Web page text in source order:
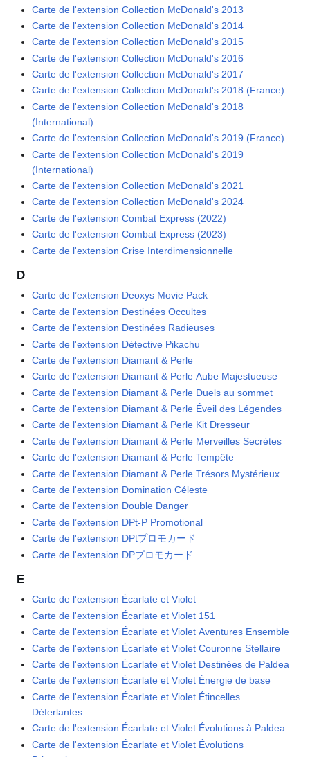
Carte de l'extension Collection McDonald's 2013
Carte de l'extension Collection McDonald's 2014
Carte de l'extension Collection McDonald's 2015
Carte de l'extension Collection McDonald's 2016
Carte de l'extension Collection McDonald's 2017
Carte de l'extension Collection McDonald's 2018 (France)
Carte de l'extension Collection McDonald's 2018
(International)
Carte de l'extension Collection McDonald's 2019 (France)
Carte de l'extension Collection McDonald's 2019
(International)
Carte de l'extension Collection McDonald's 2021
Carte de l'extension Collection McDonald's 2024
Carte de l'extension Combat Express (2022)
Carte de l'extension Combat Express (2023)
Carte de l'extension Crise Interdimensionnelle
D
Carte de l’extension Deoxys Movie Pack
Carte de l'extension Destinées Occultes
Carte de l'extension Destinées Radieuses
Carte de l'extension Détective Pikachu
Carte de l'extension Diamant & Perle
Carte de l'extension Diamant & Perle Aube Majestueuse
Carte de l'extension Diamant & Perle Duels au sommet
Carte de l'extension Diamant & Perle Éveil des Légendes
Carte de l'extension Diamant & Perle Kit Dresseur
Carte de l'extension Diamant & Perle Merveilles Secrètes
Carte de l'extension Diamant & Perle Tempête
Carte de l'extension Diamant & Perle Trésors Mystérieux
Carte de l'extension Domination Céleste
Carte de l'extension Double Danger
Carte de l’extension DPt-P Promotional
Carte de l'extension DPtプロモカード
Carte de l'extension DPプロモカード
E
Carte de l'extension Écarlate et Violet
Carte de l'extension Écarlate et Violet 151
Carte de l'extension Écarlate et Violet Aventures Ensemble
Carte de l'extension Écarlate et Violet Couronne Stellaire
Carte de l'extension Écarlate et Violet Destinées de Paldea
Carte de l'extension Écarlate et Violet Énergie de base
Carte de l'extension Écarlate et Violet Étincelles
Déferlantes
Carte de l'extension Écarlate et Violet Évolutions à Paldea
Carte de l'extension Écarlate et Violet Évolutions